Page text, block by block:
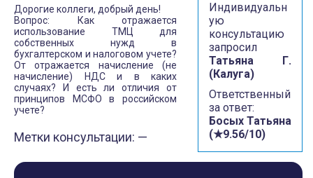
Индивидуальн
ую
консультацию
запросил
Татьяна Г.
(Калуга)
Ответственный
за ответ:
Босых Татьяна
(★9.56/10)
Дорогие коллеги, добрый день!
Вопрос: Как отражается
использование ТМЦ для
собственных нужд в
бухгалтерском и налоговом учете?
От отражается начисление (не
начисление) НДС и в каких
случаях? И есть ли отличия от
принципов МСФО в российском
учете?
Метки консультации: —